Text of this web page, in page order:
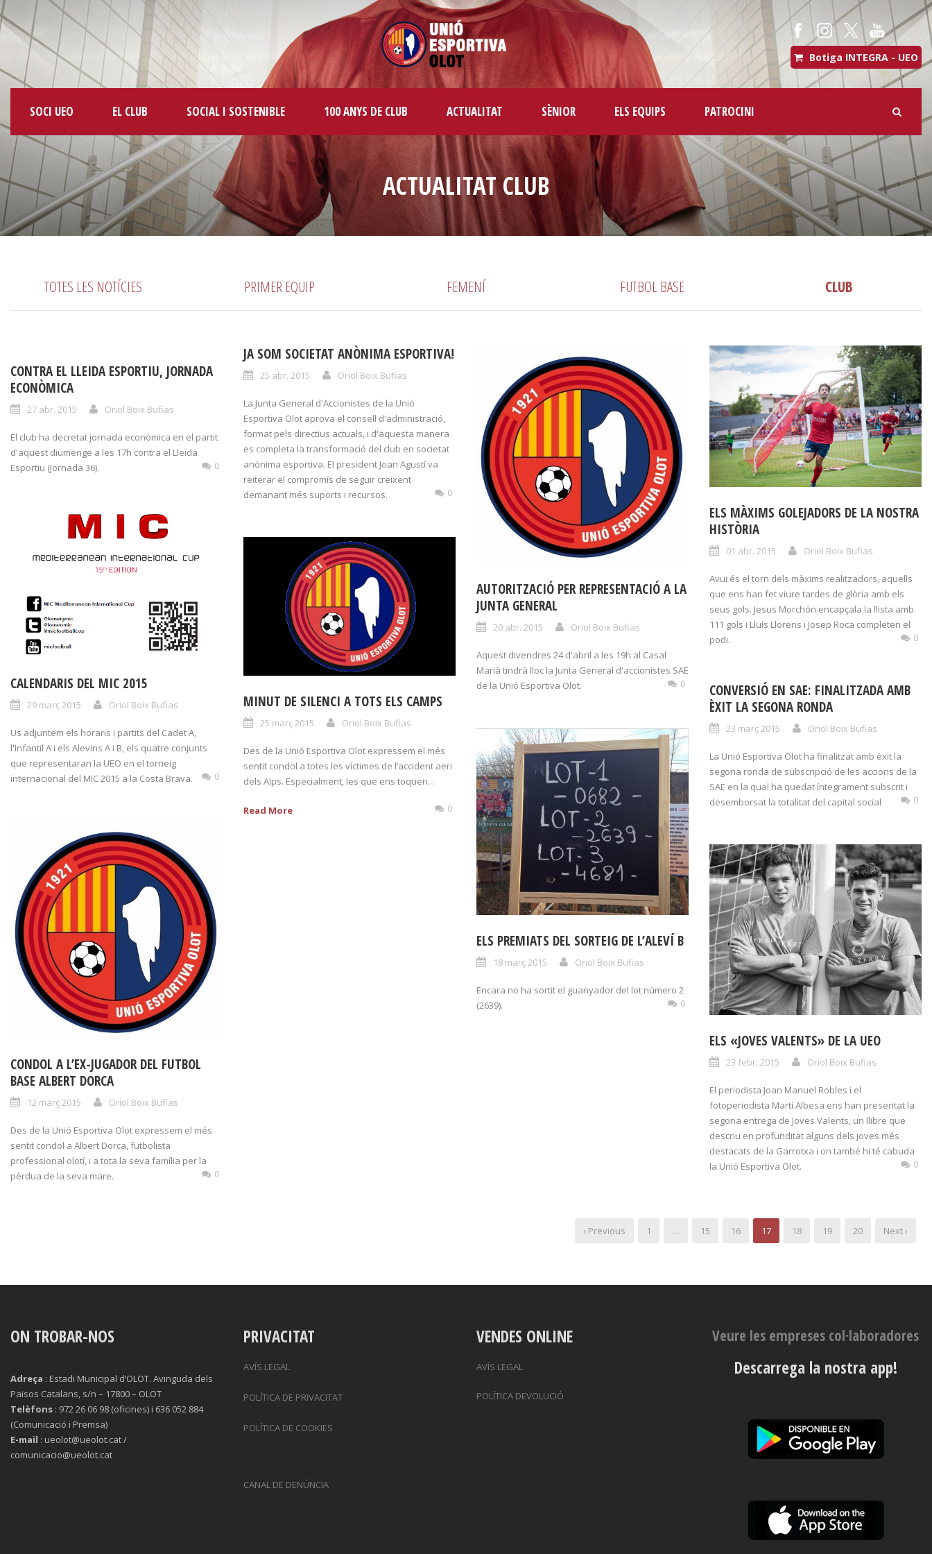
Botiga INTEGRA - UEO
SOCI UEO EL CLUB SOCIAL I SOSTENIBLE 100 ANYS DE CLUB ACTUALITAT SÈNIOR ELS EQUIPS PATROCINI
ACTUALITAT CLUB
TOTES LES NOTÍCIES PRIMER EQUIP FEMENÍ FUTBOL BASE CLUB
CONTRA EL LLEIDA ESPORTIU, JORNADA
ECONÒMICA
27 abr. 2015 Oriol Boix Bufias
El club ha decretat jornada econòmica en el partit
d'aquest diumenge a les 17h contra el Lleida
Esportiu (Jornada 36).
0
JA SOM SOCIETAT ANÒNIMA ESPORTIVA!
25 abr. 2015 Oriol Boix Bufias
La Junta General d'Accionistes de la Unió
Esportiva Olot aprova el consell d'administració,
format pels directius actuals, i d'aquesta manera
es completa la transformació del club en societat
anònima esportiva. El president Joan Agustí va
reiterar el compromís de seguir creixent
demanant més suports i recursos.
0
AUTORITZACIÓ PER REPRESENTACIÓ A LA
JUNTA GENERAL
20 abr. 2015 Oriol Boix Bufias
Aquest divendres 24 d'abril a les 19h al Casal
Marià tindrà lloc la Junta General d'accionistes SAE
de la Unió Esportiva Olot.
0
ELS MÀXIMS GOLEJADORS DE LA NOSTRA
HISTÒRIA
01 abr. 2015 Oriol Boix Bufias
Avui és el torn dels màxims realitzadors, aquells
que ens han fet viure tardes de glòria amb els
seus gols. Jesus Morchón encapçala la llista amb
111 gols i Lluís Llorens i Josep Roca completen el
podi.
0
CALENDARIS DEL MIC 2015
29 març 2015 Oriol Boix Bufias
Us adjuntem els horaris i partits del Cadet A,
l'Infantil A i els Alevins A i B, els quatre conjunts
que representaran la UEO en el torneig
internacional del MIC 2015 a la Costa Brava.
0
MINUT DE SILENCI A TOTS ELS CAMPS
25 març 2015 Oriol Boix Bufias
Des de la Unió Esportiva Olot expressem el més
sentit condol a totes les víctimes de l’accident aeri
dels Alps. Especialment, les que ens toquen...
Read More 0
CONVERSIÓ EN SAE: FINALITZADA AMB
ÈXIT LA SEGONA RONDA
23 març 2015 Oriol Boix Bufias
La Unió Esportiva Olot ha finalitzat amb èxit la
segona ronda de subscripció de les accions de la
SAE en la qual ha quedat íntegrament subscrit i
desemborsat la totalitat del capital social
0
ELS PREMIATS DEL SORTEIG DE L’ALEVÍ B
18 març 2015 Oriol Boix Bufias
Encara no ha sortit el guanyador del lot número 2
(2639).
0
CONDOL A L’EX-JUGADOR DEL FUTBOL
BASE ALBERT DORCA
12 març 2015 Oriol Boix Bufias
Des de la Unió Esportiva Olot expressem el més
sentit condol a Albert Dorca, futbolista
professional olotí, i a tota la seva família per la
pèrdua de la seva mare.
0
ELS «JOVES VALENTS» DE LA UEO
23 febr. 2015 Oriol Boix Bufias
El periodista Joan Manuel Robles i el
fotoperiodista Martí Albesa ens han presentat la
segona entrega de Joves Valents, un llibre que
descriu en profunditat alguns dels joves més
destacats de la Garrotxa i on també hi té cabuda
la Unió Esportiva Olot.
0
‹ Previous 1 … 15 16 17 18 19 20 Next ›
ON TROBAR-NOS
Adreça : Estadi Municipal d’OLOT. Avinguda dels
Països Catalans, s/n – 17800 – OLOT
Telèfons : 972 26 06 98 (oficines) i 636 052 884
(Comunicació i Premsa)
E-mail : ueolot@ueolot.cat /
comunicacio@ueolot.cat
PRIVACITAT
AVÍS LEGAL
POLÍTICA DE PRIVACITAT
POLÍTICA DE COOKIES
CANAL DE DENÚNCIA
VENDES ONLINE
AVÍS LEGAL
POLÍTICA DEVOLUCIÓ
Veure les empreses col·laboradores
Descarrega la nostra app!